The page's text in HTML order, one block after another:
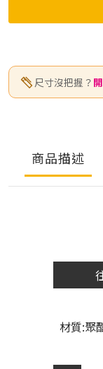
尺寸沒把握？
商品描述
材質:聚